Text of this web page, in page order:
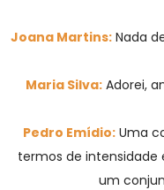
Joana Martins: Nada
Maria Silva: Adorei,
Pedro Emídio: Uma
termos de intensidade
um